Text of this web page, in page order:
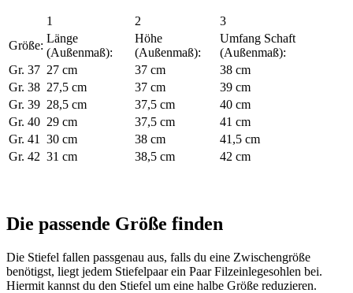
1 2
3
Größe:
Länge
(Außenmaß):
Höhe
(Außenmaß):
Umfang Schaft
(Außenmaß):
Gr. 37 27 cm 37 cm
38 cm
Gr. 38 27,5 cm 37 cm
39 cm
Gr. 39 28,5 cm 37,5 cm
40 cm
Gr. 40 29 cm 37,5 cm
41 cm
Gr. 41
30 cm 38 cm
41,5 cm
Gr. 42 31 cm 38,5 cm 42 cm
Die passende Größe finden
Die Stiefel fallen passgenau aus, falls du eine Zwischengröße
benötigst, liegt jedem Stiefelpaar ein Paar Filzeinlegesohlen bei.
Hiermit kannst du den Stiefel um eine halbe Größe reduzieren.